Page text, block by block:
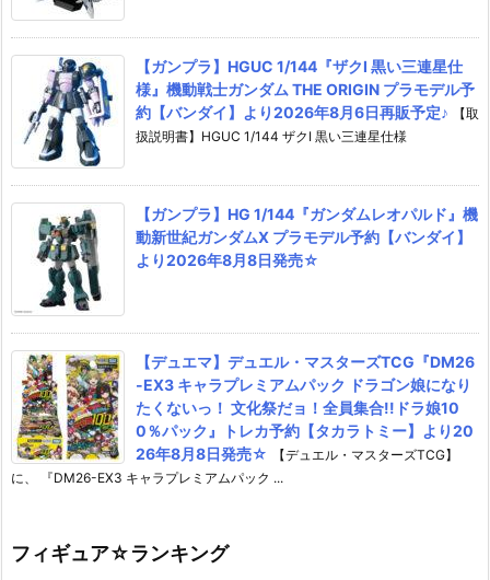
【ガンプラ】HGUC 1/144『ザクI 黒い三連星仕
様』機動戦士ガンダム THE ORIGIN プラモデル予
約【バンダイ】より2026年8月6日再販予定♪
【取
扱説明書】HGUC 1/144 ザクI 黒い三連星仕様
【ガンプラ】HG 1/144『ガンダムレオパルド』機
動新世紀ガンダムX プラモデル予約【バンダイ】
より2026年8月8日発売☆
【デュエマ】デュエル・マスターズTCG『DM26
-EX3 キャラプレミアムパック ドラゴン娘になり
たくないっ！ 文化祭だョ！全員集合!!ドラ娘10
0％パック』トレカ予約【タカラトミー】より20
26年8月8日発売☆
【デュエル・マスターズTCG】
に、 『DM26-EX3 キャラプレミアムパック ...
フィギュア☆ランキング